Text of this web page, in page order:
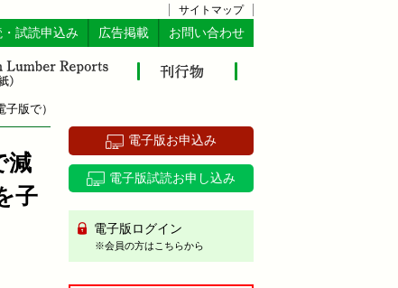
サイトマップ
・試読申込み 広告掲載 お問い合わせ
版で）
減
子
電子版お申込み
電子版試読お申し込み
電子版ログイン
※会員の方はこちらから